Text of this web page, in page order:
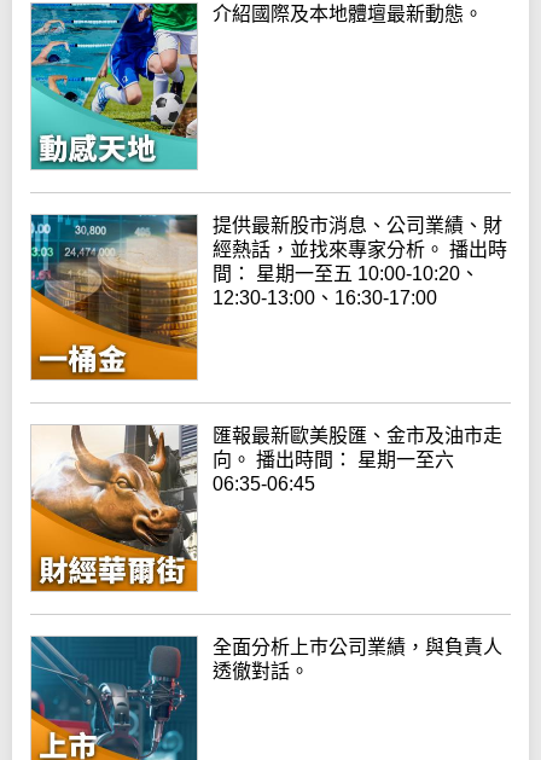
介紹國際及本地體壇最新動態。
提供最新股市消息、公司業績、財
經熱話，並找來專家分析。 播出時
間： 星期一至五 10:00-10:20、
12:30-13:00、16:30-17:00
匯報最新歐美股匯、金市及油市走
向。 播出時間： 星期一至六
06:35-06:45
全面分析上巿公司業績，與負責人
透徹對話。